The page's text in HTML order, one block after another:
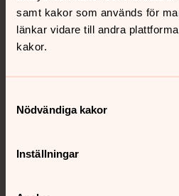
samt kakor som används för
länkar vidare till andra
kakor.
Nödvändiga kakor
Inställningar
Kalender
Hitta snabbt